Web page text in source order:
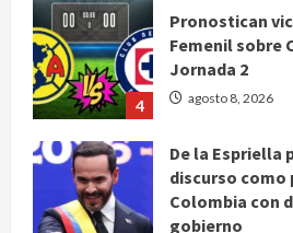
4
Femenil sobre
Jornada 2
agosto 8, 2026
5
discurso como
Colombia con
gobierno
agosto 8, 2026